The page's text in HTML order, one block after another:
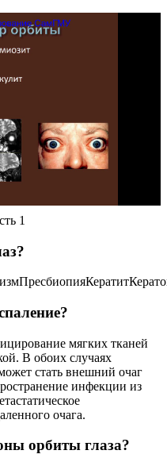
1
мягких тканей
В обоих случаях
стать внешний очаг
инфекции из
очага.
орбиты глаза?